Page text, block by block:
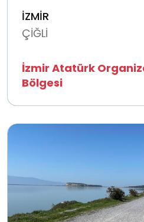
İZMİR
ÇİĞLİ
İzmir Atatürk
Bölgesi